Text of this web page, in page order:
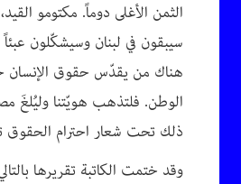
الثمن الأغلى دوماً. مكتومو القيد،
سيبقون في لبنان وسيشكّلون عبئاً
هناك من يقدّس حقوق
الوطن. فلتذهب هويّتنا وليُلغَ
ذلك تحت شعار احترام الحقوق
وقد ختمت الكاتبة تقريرها